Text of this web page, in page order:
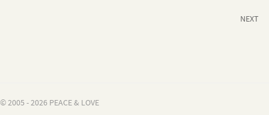
NEXT
© 2005 - 2026 PEACE & LOVE